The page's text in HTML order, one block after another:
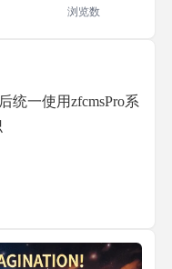
浏览数
统一使用zfcmsPro系